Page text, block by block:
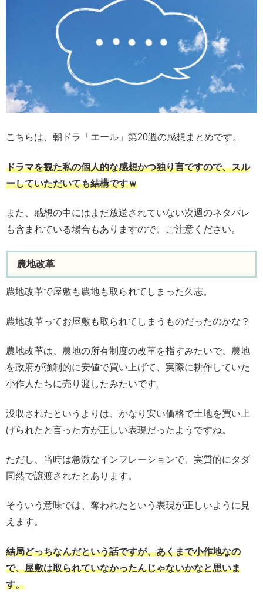
こちらは、朝ドラ「エール」第20週の感想まとめです。
ドラマを観た私の個人的な感想かつ独り言ですので、スル
ーしていただいても結構ですｗ
また、感想の中にはまだ放送されていない次週のネタバレ
も含まれている場合もありますので、ご注意ください。
農地改革
農地改革で屋敷も農地も取られてしまった久志。
農地改革ってお屋敷も取られてしまうものだったのかな？
農地改革は、農地の所有制度の改革を指すみたいで、農地
を政府が強制的に安値で買い上げて、実際に耕作していた
小作人たちに売り渡したみたいです。
没収されたというよりは、かなり安い価格で土地を買い上
げられたと言った方が正しい表現だったようですね。
ただし、当時は急激なインフレーションで、実質的にタダ
同然で譲渡されたとあります。
そういう意味では、奪われたという表現が正しいように見
えます。
結局どっちなんだという話ですが、あくまで小作地なの
で、屋敷は取られていなかったんじゃないかなと思いま
す。